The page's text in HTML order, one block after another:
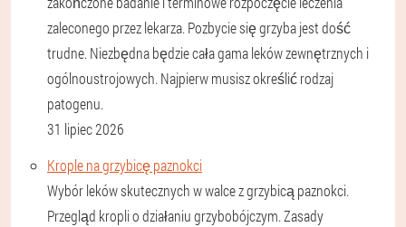
zaleconego przez lekarza. Pozbycie się grzyba jest dość
trudne. Niezbędna będzie cała gama leków zewnętrznych i
ogólnoustrojowych. Najpierw musisz określić rodzaj
patogenu.
31 lipiec 2026
Krople na grzybicę paznokci
Wybór leków skutecznych w walce z grzybicą paznokci.
Przegląd kropli o działaniu grzybobójczym. Zasady